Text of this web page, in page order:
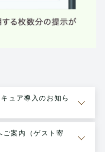
ュア導入のお知ら
案内（ゲスト寄